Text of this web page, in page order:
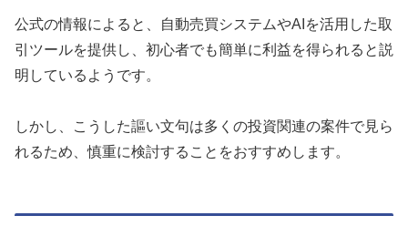
公式の情報によると、自動売買システムやAIを活用した取
引ツールを提供し、初心者でも簡単に利益を得られると説
明しているようです。
しかし、こうした謳い文句は多くの投資関連の案件で見ら
れるため、慎重に検討することをおすすめします。